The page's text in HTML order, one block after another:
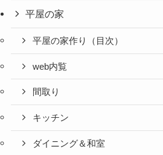
平屋の家
平屋の家作り（目次）
web内覧
間取り
キッチン
ダイニング＆和室